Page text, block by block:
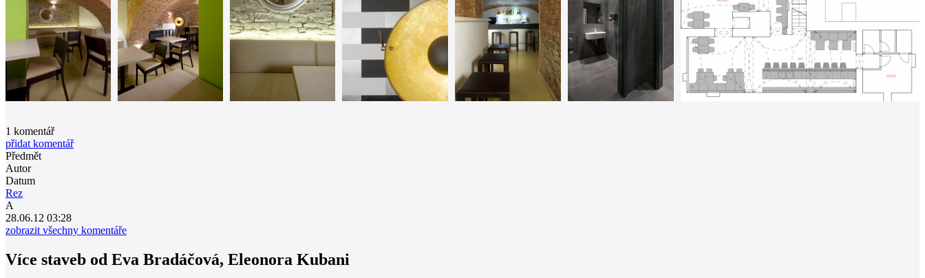
1 komentář
přidat komentář
Předmět
Autor
Datum
Rez
A
28.06.12 03:28
zobrazit všechny komentáře
Více staveb od Eva Bradáčová, Eleonora Kubani